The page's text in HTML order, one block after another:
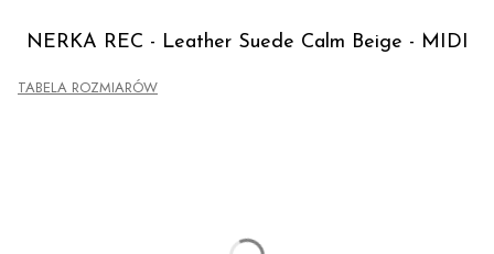
NERKA REC - Leather Suede Calm Beige - MIDI
TABELA ROZMIARÓW